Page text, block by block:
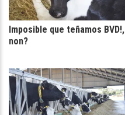
Imposible que teñamos BVD!,
non?